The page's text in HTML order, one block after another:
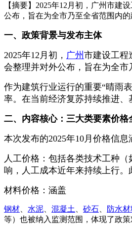
【摘要】2025年12月初，广州市建
公布，旨在为全市乃至全省范围内
一、政策背景与发布主体
2025年12月初， 广州 市建设工程
会整理并对外公布，旨在为全市
作为建筑行业运行的重要“晴雨
率。在当前经济复苏持续推进、
二、内容核心：三大类要素价格
本次发布的2025年10月价格信
人工价格：包括各类技术工种
响，人工成本近年来持续上行。
材料价格：涵盖
钢材 水泥 混凝土 砂石 防水
等）也被纳入监测范围，体现了政策